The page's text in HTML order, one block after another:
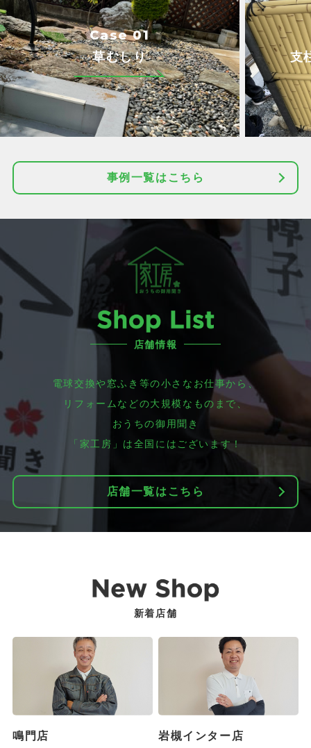
Case 01
草むしり 支
事例一覧はこちら
店舗情報
電球交換や窓ふき等の小さなお仕事から、
リフォームなどの大規模なものまで、
おうちの御用聞き
「家工房」は全国にはございます！
店舗一覧はこちら
新着店舗
鳴門店 岩槻インター店